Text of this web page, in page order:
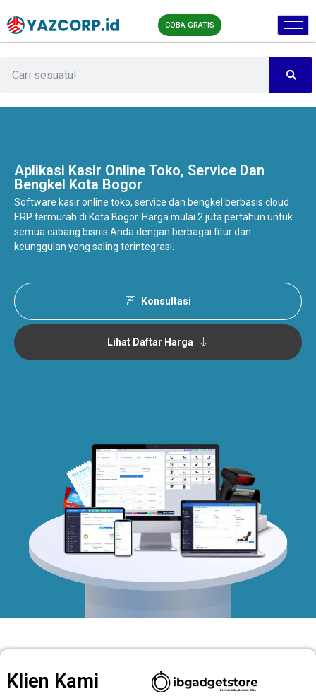
COBA GRATIS
Aplikasi Kasir Online Toko, Service Dan
Bengkel Kota Bogor
Software kasir online toko, service dan bengkel berbasis cloud
ERP termurah di Kota Bogor. Harga mulai 2 juta pertahun untuk
semua cabang bisnis Anda dengan berbagai fitur dan
keunggulan yang saling terintegrasi.
Konsultasi
Lihat Daftar Harga
Klien Kami